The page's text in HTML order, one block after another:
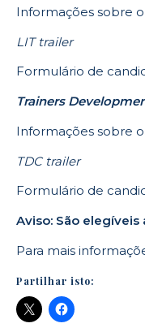
Informações sobre
LIT trailer
Formulário de
Trainers
Informações sobre
TDC trailer
Formulário de
Aviso: São
Para mais
Partilhar isto: